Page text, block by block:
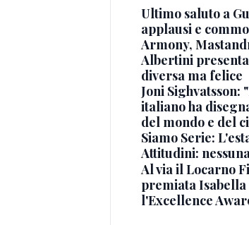
Ultimo saluto a
applausi e
Armony,
Albertini
diversa ma felice
Joni Sighvatsson:
italiano ha
del mondo e del
Siamo Serie:
Attitudini:
Al via il Locarno
premiata Isabella
l'Excellence